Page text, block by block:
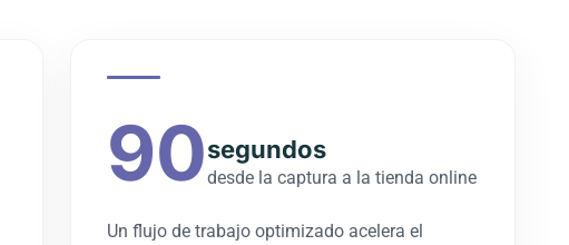
90segundos
desde la captura a la tienda online
Un flujo de trabajo optimizado acelera el